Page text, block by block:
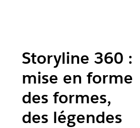
Storyline 360 :
mise en forme
des formes,
des légendes